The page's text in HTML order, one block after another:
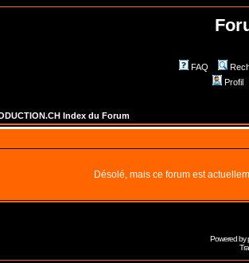
FAQ
Profil
Index du Forum
Désolé, mais ce forum est
Powered by